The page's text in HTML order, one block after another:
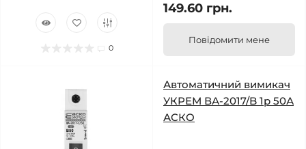
0
149.60 грн.
Повідомити мене
Автоматичний вимикач
УКРЕМ ВА-2017/B 1р 50А
АСКО